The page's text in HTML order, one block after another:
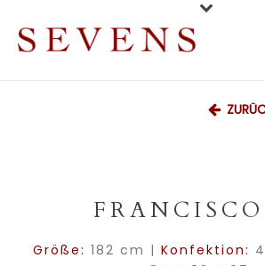
Größe: 182 cm | Konfektion: